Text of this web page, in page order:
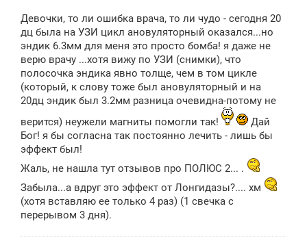
Девочки, то ли ошибка врача, то ли чудо - сегодня 20
дц была на УЗИ цикл ановуляторный оказался...но
эндик 6.3мм для меня это просто бомба! я даже не
верю врачу ...хотя вижу по УЗИ (снимки), что
полосочка эндика явно толще, чем в том цикле
(который, к слову тоже был ановуляторный и на
20дц эндик был 3.2мм разница очевидна-потому не
верится) неужели магниты помогли так!
Дай
Бог! я бы согласна так постоянно лечить - лишь бы
эффект был!
Жаль, не нашла тут отзывов про ПОЛЮС 2... .
Забыла...а вдруг это эффект от Лонгидазы?.... хм
(хотя вставляю ее только 4 раз) (1 свечка с
перерывом 3 дня).